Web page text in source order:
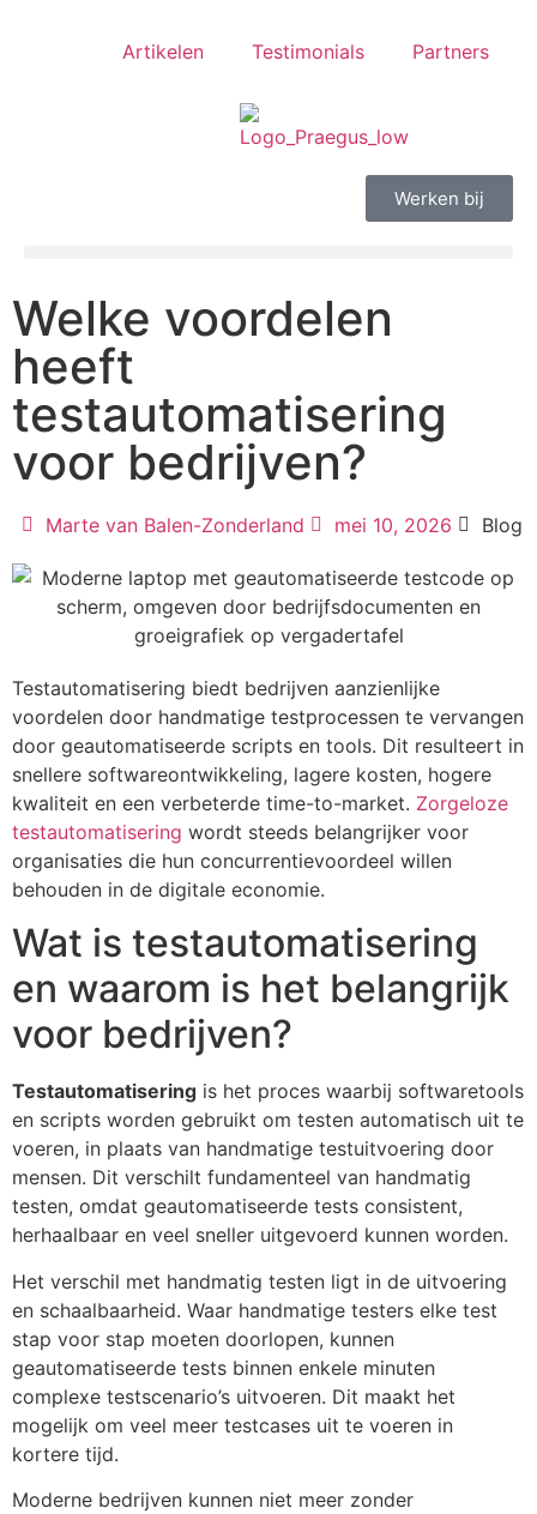
Artikelen Testimonials Partners
Werken bij
Welke voordelen
heeft
testautomatisering
voor bedrijven?
Marte van Balen-Zonderland mei 10, 2026 Blog
Testautomatisering biedt bedrijven aanzienlijke
voordelen door handmatige testprocessen te vervangen
door geautomatiseerde scripts en tools. Dit resulteert in
snellere softwareontwikkeling, lagere kosten, hogere
kwaliteit en een verbeterde time-to-market. Zorgeloze
testautomatisering wordt steeds belangrijker voor
organisaties die hun concurrentievoordeel willen
behouden in de digitale economie.
Wat is testautomatisering
en waarom is het belangrijk
voor bedrijven?
Testautomatisering is het proces waarbij softwaretools
en scripts worden gebruikt om testen automatisch uit te
voeren, in plaats van handmatige testuitvoering door
mensen. Dit verschilt fundamenteel van handmatig
testen, omdat geautomatiseerde tests consistent,
herhaalbaar en veel sneller uitgevoerd kunnen worden.
Het verschil met handmatig testen ligt in de uitvoering
en schaalbaarheid. Waar handmatige testers elke test
stap voor stap moeten doorlopen, kunnen
geautomatiseerde tests binnen enkele minuten
complexe testscenario’s uitvoeren. Dit maakt het
mogelijk om veel meer testcases uit te voeren in
kortere tijd.
Moderne bedrijven kunnen niet meer zonder